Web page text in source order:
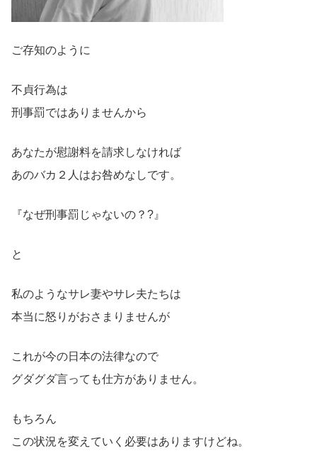
ご存知のように
不貞行為は
刑事罰ではありませんから
あなたが慰謝料を請求しなければ
あのバカ２人はお咎めなしです。
『なぜ刑事罰じゃないの？?』
と
私のようなサレ妻やサレ夫たちは
本当に怒りがおさまりませんが
これが今の日本の法律なので
グダグダ言っても仕方がありません。
もちろん
この状況を変えていく必要はありますけどね。